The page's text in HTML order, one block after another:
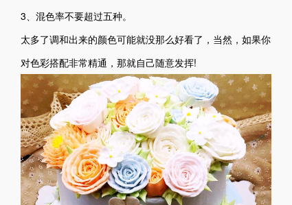
3、混色率不要超过五种。
太多了调和出来的颜色可能就没那么好看了，当然，如果你
对色彩搭配非常精通，那就自己随意发挥!